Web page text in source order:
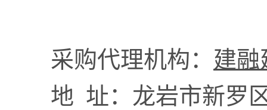
采购代理机构： 建融
地 址： 龙岩市新罗